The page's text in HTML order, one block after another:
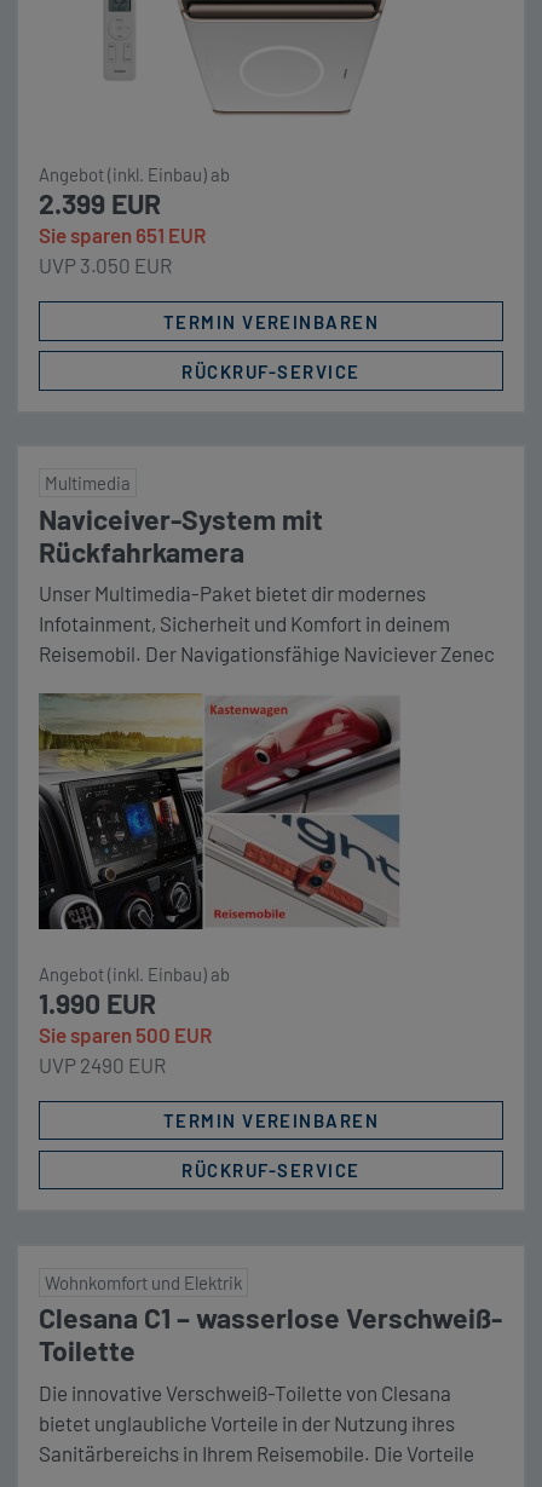
Angebot (inkl. Einbau) ab
2.399 EUR
Sie sparen 651 EUR
UVP 3.050 EUR
TERMIN VEREINBAREN
RÜCKRUF-SERVICE
Multimedia
Naviceiver-System mit
Rückfahrkamera
Unser Multimedia-Paket bietet dir modernes
Infotainment, Sicherheit und Komfort in deinem
Reisemobil. Der Navigationsfähige Naviciever Zenec
Rückfahrkamera (Kastenwagen oder Reisemobil)
bietet Ihnen optionale Navigation (Navikarte
erforderlich) oder verbindet sich Kabellos mit Ihrem
Apple CarPlay. Die angezeigte Rückfahrkamera, die
beim einlegen des Rückwärtsgang automatisch
aktiviert wird, bietet Übersicht bei […]
Angebot (inkl. Einbau) ab
1.990 EUR
Sie sparen 500 EUR
UVP 2490 EUR
TERMIN VEREINBAREN
RÜCKRUF-SERVICE
Wohnkomfort und Elektrik
Clesana C1 – wasserlose Verschweiß-
Toilette
Die innovative Verschweiß-Toilette von Clesana
bietet unglaubliche Vorteile in der Nutzung ihres
Sanitärbereichs in Ihrem Reisemobile. Die Vorteile